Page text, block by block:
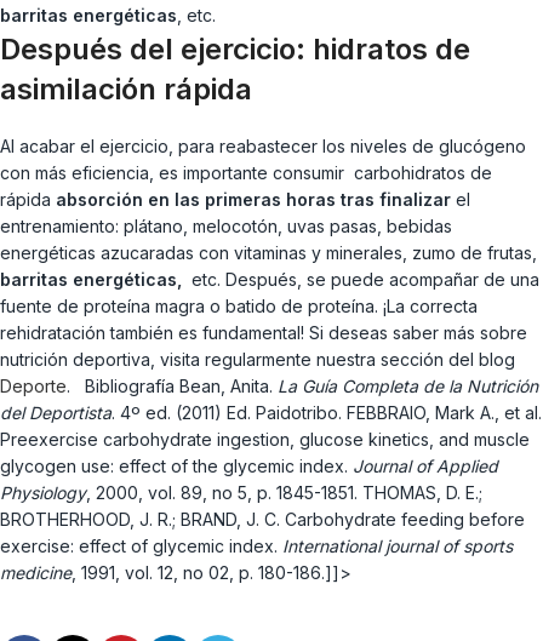
barritas energéticas , etc.
Después del ejercicio: hidratos de
asimilación rápida
Al acabar el ejercicio, para reabastecer los niveles de glucógeno
con más eficiencia, es importante consumir carbohidratos de
rápida absorción en las primeras horas tras finalizar el
entrenamiento: plátano, melocotón, uvas pasas, bebidas
energéticas azucaradas con vitaminas y minerales, zumo de frutas,
barritas energéticas,
etc. Después, se puede acompañar de una
fuente de proteína magra o batido de proteína. ¡La correcta
rehidratación también es fundamental! Si deseas saber más sobre
nutrición deportiva, visita regularmente nuestra sección del blog
Deporte. Bibliografía Bean, Anita. La Guía Completa de la Nutrición
del Deportista. 4º ed. (2011) Ed. Paidotribo. FEBBRAIO, Mark A., et al.
Preexercise carbohydrate ingestion, glucose kinetics, and muscle
glycogen use: effect of the glycemic index. Journal of Applied
Physiology, 2000, vol. 89, no 5, p. 1845-1851. THOMAS, D. E.;
BROTHERHOOD, J. R.; BRAND, J. C. Carbohydrate feeding before
exercise: effect of glycemic index. International journal of sports
medicine, 1991, vol. 12, no 02, p. 180-186.]]>